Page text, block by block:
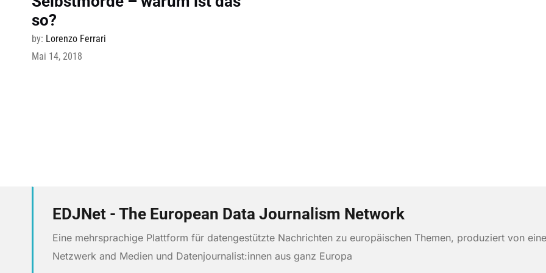
so?
by: Lorenzo Ferrari
Mai 14, 2018
EDJNet - The European Data Journalism Network
Eine mehrsprachige Plattform für datengestützte Nachrichten zu europäischen Themen, produziert von
Netzwerk and Medien und Datenjournalist:innen aus ganz Europa